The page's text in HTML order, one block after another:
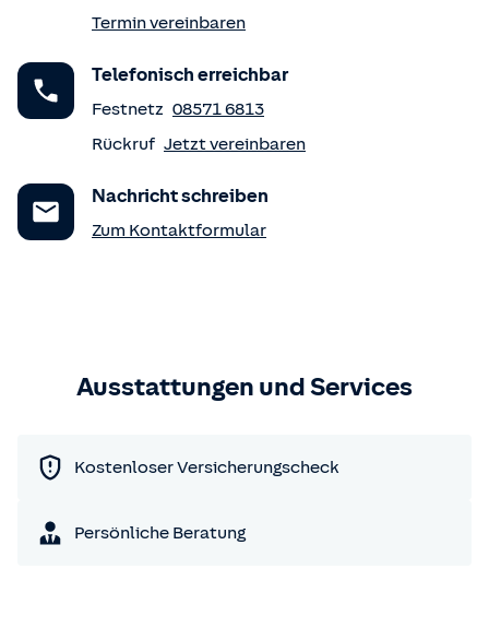
Termin vereinbaren
Telefonisch erreichbar
Festnetz 08571 6813
Rückruf Jetzt vereinbaren
Nachricht schreiben
Zum Kontaktformular
Ausstattungen und Services
Kostenloser Versicherungscheck
Persönliche Beratung